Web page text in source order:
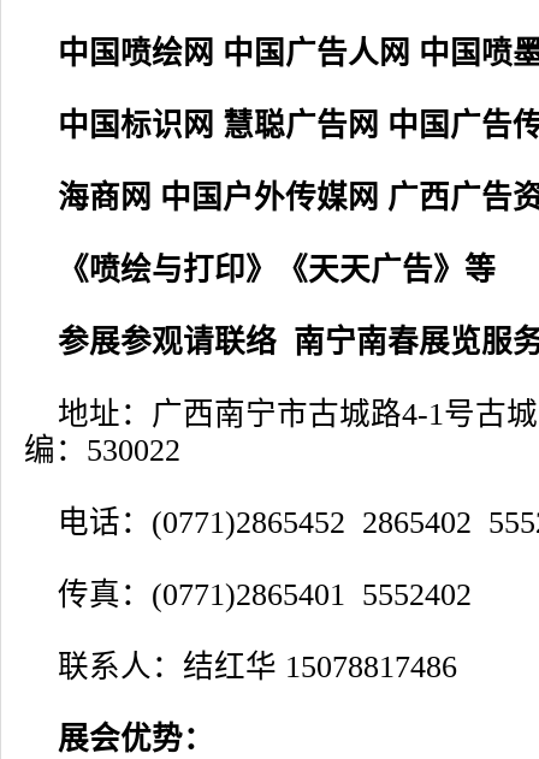
中国喷绘网 中国广告人网 中国喷
中国标识网 慧聪广告网 中国广告
海商网 中国户外传媒网 广西广告
《喷绘与打印》《天天广告》等
参展参观请联络 南宁南春展览服
地址：广西南宁市古城路4-1号古
编：530022
电话：(0771)2865452 2865402
传真：(0771)2865401 5552402
联系人：结红华 15078817486
展会优势：